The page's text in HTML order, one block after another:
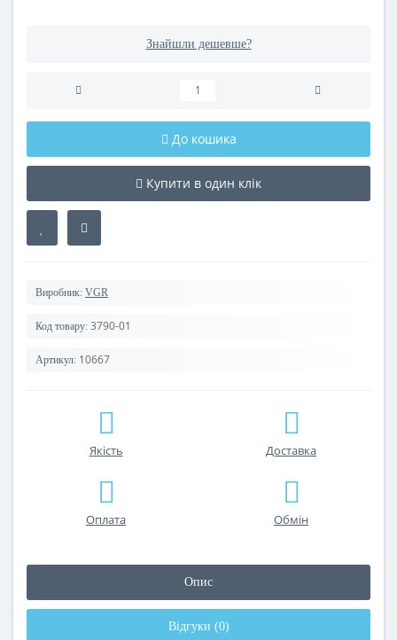
Знайшли дешевше?
До кошика
Купити в один клік
Виробник: VGR
Код товару: 3790-01
Артикул: 10667
Якість Доставка
Оплата Обмін
Опис
Відгуки (0)